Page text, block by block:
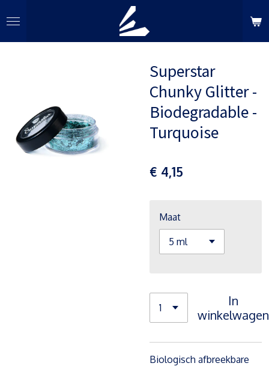
direct
naar
Superstar
Chunky Glitter -
Biodegradable -
Turquoise
€ 4,15
Maat
In
winkelwagen
Biologisch afbreekbare